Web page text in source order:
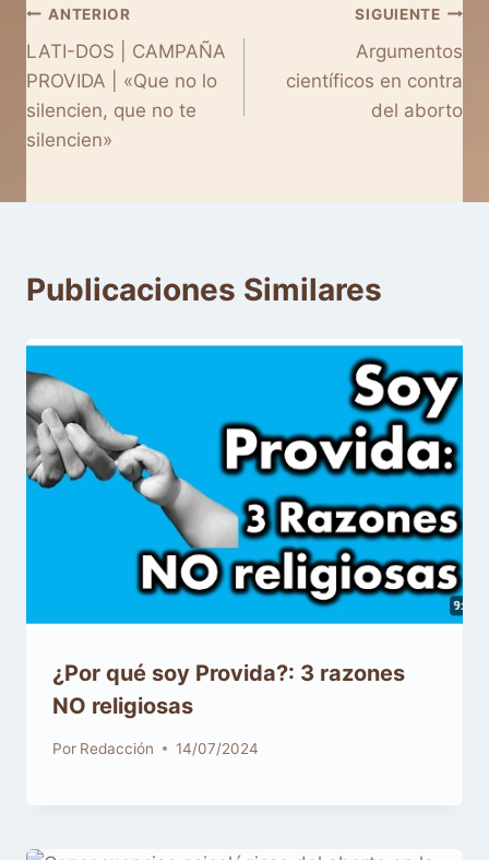
Navegación
de
entradas
ANTERIOR
LATI-DOS | CAMPAÑA
PROVIDA | «Que no lo
silencien, que no te
silencien»
SIGUIENTE
Argumentos
científicos en contra
del aborto
Publicaciones Similares
¿Por qué soy Provida?: 3 razones
NO religiosas
Por Redacción 14/07/2024